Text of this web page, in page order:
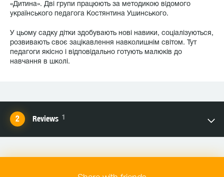
«Дитина». Дві групи працюють за методикою відомого
українського педагога Костянтина Ушинського.
У цьому садку дітки здобувають нові навики, соціалізуються,
розвивають своє зацікавлення навколишнім світом. Тут
педагоги якісно і відповідально готують малюків до
навчання в школі.
Reviews 1